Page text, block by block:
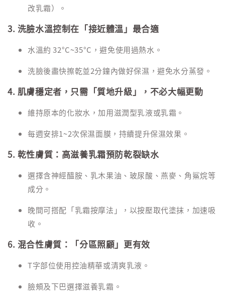
改乳霜）。
3. 洗臉水溫控制在「接近體溫」最合適
水溫約 32°C~35°C，避免使用過熱水。
洗臉後盡快擦乾並2分鐘內做好保濕，避免水分蒸發。
4. 肌膚穩定者，只需「質地升級」，不必大幅更動
維持原本的化妝水，加用滋潤型乳液或乳霜。
每週安排1~2次保濕面膜，持續提升保濕效果。
5. 乾性膚質：高滋養乳霜預防乾裂缺水
選擇含神經醯胺、乳木果油、玻尿酸、燕麥、角鯊烷等
成分。
晚間可搭配「乳霜按摩法」，以按壓取代塗抹，加速吸
收。
6. 混合性膚質：「分區照顧」更有效
T字部位使用控油精華或清爽乳液。
臉頰及下巴選擇滋養乳霜。